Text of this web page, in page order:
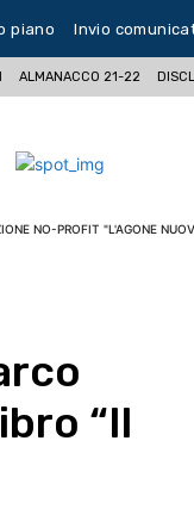
piano Invio
ALMANACCO 21-22
NO-PROFIT "L'AGONE
“Il